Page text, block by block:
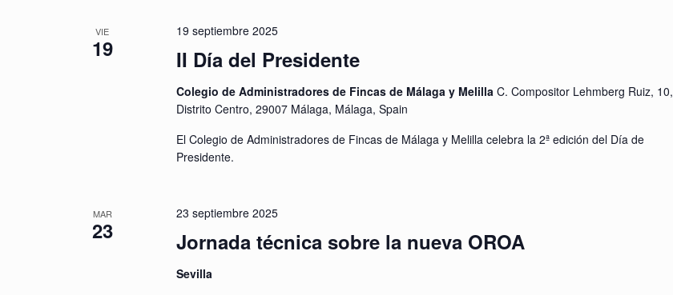
VIE
19 II Día del Presidente
19 septiembre 2025
Colegio de Administradores de Fincas de Málaga y Melilla C. Compositor Lehmberg Ruiz, 10,
Distrito Centro, 29007 Málaga, Málaga, Spain
El Colegio de Administradores de Fincas de Málaga y Melilla celebra la 2ª edición del Día de
Presidente.
MAR
23 Jornada técnica sobre la nueva OROA
23 septiembre 2025
Sevilla